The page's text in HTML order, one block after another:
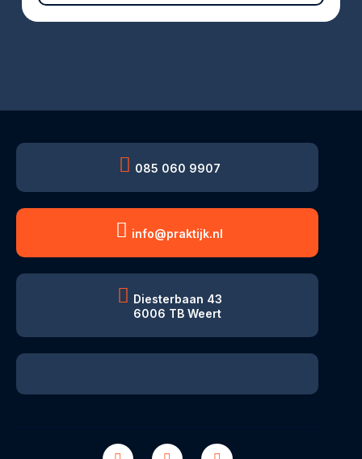
085 060 9907
info@praktijk.nl
Diesterbaan 43
6006 TB Weert